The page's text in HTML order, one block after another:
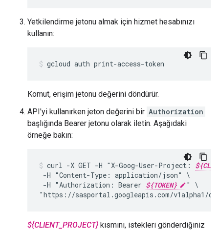
Yetkilendirme jetonu almak için hizmet hesabınızı
kullanın:
gcloud auth print-access-token
Komut, erişim jetonu değerini döndürür.
API'yi kullanırken jeton değerini bir Authorization
başlığında Bearer jetonu olarak iletin. Aşağıdaki
örneğe bakın:
curl -X GET -H "X-Goog-User-Project:
-H "Content-Type: application/json"
-H "Authorization: Bearer ${TOKEN} "
\
"https://sasportal.googleapis.com/v1alpha1/
${CLIENT_PROJECT} kısmını, istekleri gönderdiğiniz